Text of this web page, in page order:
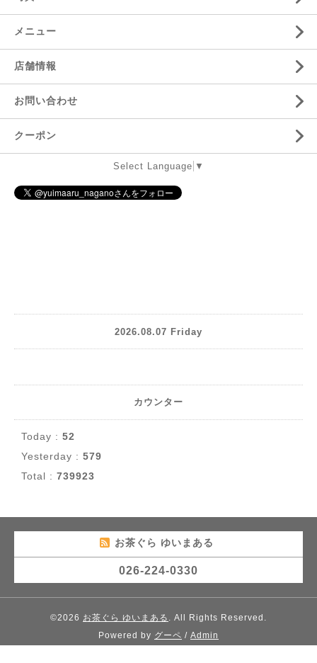
メニュー
店舗情報
お問い合わせ
クーポン
Select Language ▼
2026.08.07 Friday
カウンター
Today : 52
Yesterday : 579
Total : 739923
お茶ぐら ゆいまある
026-224-0330
©2026 お茶ぐら ゆいまある . All Rights Reserved.
Powered by グーペ / Admin